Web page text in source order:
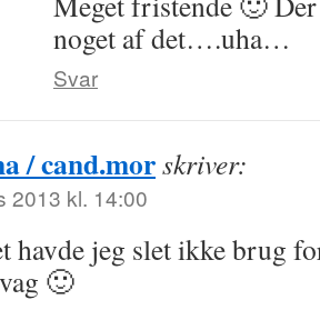
noget af det….uha…
Svar
/ cand.morskriver:
2013 kl. 14:00
havde jeg slet ikke brug
🙂